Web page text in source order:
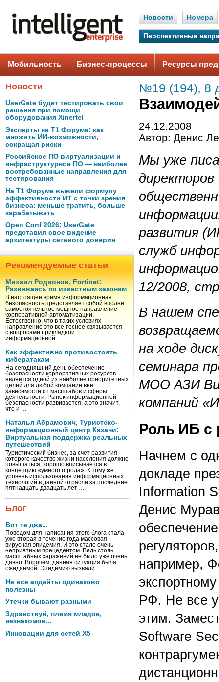
Новости Номера
Перспективные
Мобильность Бизнес-процессы Ресурсы
Новости
UserGate будет тестировать свои
решения при помощи
оборудования Xinertel
Эксперты на Т1 Форуме: как
множить ИИ-возможности,
сокращая риски
Российское ПО виртуализации и
инфраструктурное ПО — наиболее
востребованные направления для
тестирования
На Т1 Форуме вывели формулу
эффективности ИТ с точки зрения
бизнеса: меньше тратить, больше
зарабатывать
Open Conf 2026: UserGate
представил свое видение
архитектуры сетевого доверия
Рекомендуемые статьи
Михаил Родионов, Fortinet:
Развиваясь по известным законам
В настоящее время информационная
безопасность представляет собой вполне
самостоятельное мощное направление
корпоративной автоматизации.
Естественно, что в таких условиях
направление это все теснее связывается
с вопросами прикладной
информационной …
Как эффективно противостоять
кибератакам
На сегодняшний день обеспечение
безопасности корпоративных ресурсов
является одной из наиболее приоритетных
целей для любой компании вне
зависимости от масштабов и сферы
деятельности. Рынок информационной
безопасности развивается, а это значит,
что и …
Наталья Абрамович, Туристско-
информационный центр Казани:
Виртуальная поддержка реальных
путешествий
Туристический бизнес, за счет развития
которого качество жизни населения должно
повышаться, хорошо вписывается в
концепцию «умного города». К тому же
уровень использования информационных
технологий в данной отрасли за последние
пятнадцать-двадцать лет …
Блог
Вот те два...
Поводом для написания этого блога стала
уже вторая в течение года массовая
вирусная эпидемия. И это стало очень
неприятным прецедентом. Ведь столь
масштабных заражений не было уже очень
давно. Впрочем, данная ситуация была
ожидаемой. Эпидемию вызвали …
Не все апдейты одинаково
полезны
Утечки бывают разными
Здравствуй, племя младое,
незнакомое...
Инновации для сетей X5
№19 (194), 8
24.12.2008
Автор: Денис
Мы уже
развития
служб
12/2008,
В нашем
на ходе
семинара
МОО АЗИ
компаний
Роль ИБ с
Начнем с
докладе
Information
Денис
например,
РФ. Не все
этим.
Software